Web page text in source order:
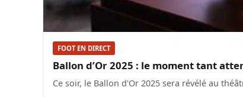
FOOT EN DIRECT
Ballon d’Or 2025 : le moment tant
Ce soir, le Ballon d'Or 2025 sera révélé au